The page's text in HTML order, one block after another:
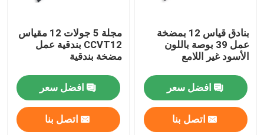
بنادق قياس 12 بمضخة
عمل 39 بوصة باللون
الأسود غير اللامع
افضل سعر
اتصل بنا
مجلة 5 جولات 12 مقياس
CCVT12 بندقية عمل
مضخة بندقية
افضل سعر
اتصل بنا